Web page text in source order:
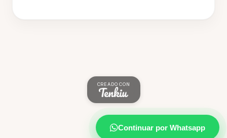
Continuar por Whatsapp
CREADO CON